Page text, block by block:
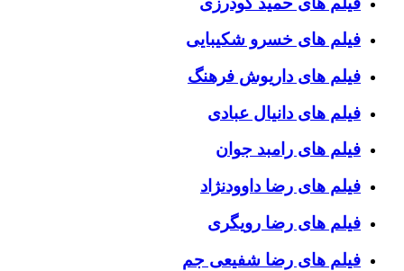
فیلم های خسرو شکیبایی
فیلم های داریوش فرهنگ
فیلم های دانیال عبادی
فیلم های رامبد جوان
فیلم های رضا داوودنژاد
فیلم های رضا رویگری
فیلم های رضا شفیعی جم